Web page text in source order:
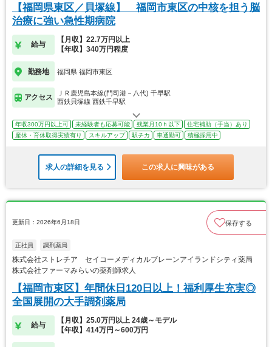
【福岡県東区／貝塚線】 福岡市東区の中核を担う脳
治療に強い急性期病院
給与
【月収】22.7万円以上
【年収】340万円程度
勤務地 福岡県 福岡市東区
アクセス
ＪＲ鹿児島本線(門司港－八代) 千早駅
西鉄貝塚線 西鉄千早駅
年収300万円以上可 未経験者も応募可能 残業月10ｈ以下
住宅補助（手当）あり
産休・育休取得実績有り
スキルアップ 駅チカ 車通勤可 積極採用中
求人の詳細を見る この求人に興味がある
更新日：2026年6月18日 保存する
正社員 調剤薬局
株式会社ストレチア セイコーメディカルブレーンアイランドシティ薬局
株式会社ファーマみらいの薬剤師求人
【福岡市東区】年間休日120日以上！福利厚生充実◎
全国展開の大手調剤薬局
給与
【月収】25.0万円以上 24歳～モデル
【年収】414万円～600万円